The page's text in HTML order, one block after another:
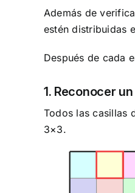
Además de
estén distribuidas
Después de cada
1. Reconocer
Todos las casillas
3×3.